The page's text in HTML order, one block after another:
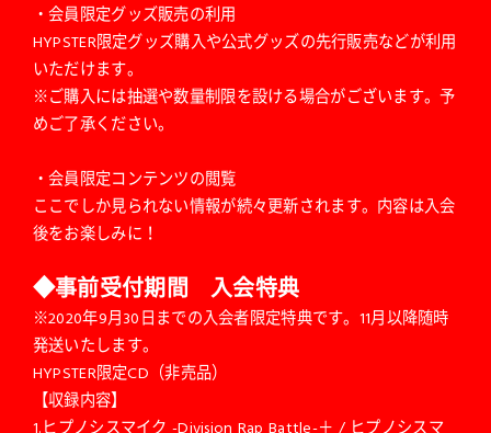
・会員限定グッズ販売の利用
HYPSTER限定グッズ購入や公式グッズの先行販売などが利用
いただけます。
※ご購入には抽選や数量制限を設ける場合がございます。予
めご了承ください。
・会員限定コンテンツの閲覧
ここでしか見られない情報が続々更新されます。内容は入会
後をお楽しみに！
◆事前受付期間 入会特典
※2020年9月30日までの入会者限定特典です。11月以降随時
発送いたします。
HYPSTER限定CD（非売品）
【収録内容】
1.ヒプノシスマイク -Division Rap Battle-＋ / ヒプノシスマ